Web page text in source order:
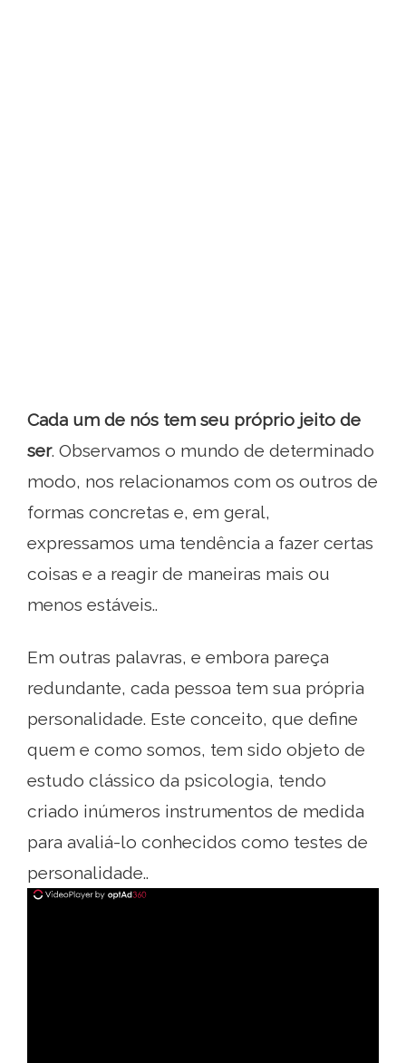
Cada um de nós tem seu próprio jeito de
ser. Observamos o mundo de determinado
modo, nos relacionamos com os outros de
formas concretas e, em geral,
expressamos uma tendência a fazer certas
coisas e a reagir de maneiras mais ou
menos estáveis..
Em outras palavras, e embora pareça
redundante, cada pessoa tem sua própria
personalidade. Este conceito, que define
quem e como somos, tem sido objeto de
estudo clássico da psicologia, tendo
criado inúmeros instrumentos de medida
para avaliá-lo conhecidos como testes de
personalidade..